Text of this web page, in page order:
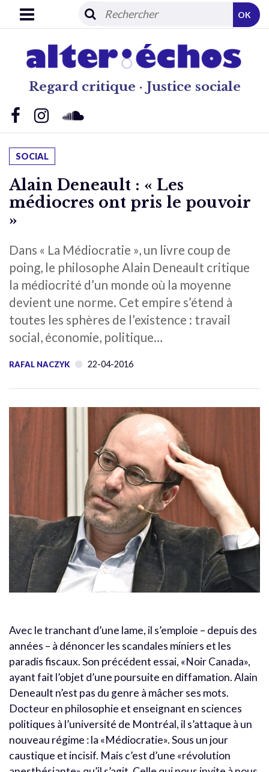
Regard critique · Justice sociale
OK
SOCIAL
Alain Deneault : « Les
médiocres ont pris le pouvoir
»
Dans « La Médiocratie », un livre coup de
poing, le philosophe Alain Deneault critique
la médiocrité d’un monde où la moyenne
devient une norme. Cet empire s’étend à
toutes les sphères de l’existence : travail
social, économie, politique…
RAFAL NACZYK 22-04-2016
Avec le tranchant d’une lame, il s’emploie – depuis des
années – à dénoncer les scandales miniers et les
paradis fiscaux. Son précédent essai, «Noir Canada»,
ayant fait l’objet d’une poursuite en diffamation. Alain
Deneault n’est pas du genre à mâcher ses mots.
Docteur en philosophie et enseignant en sciences
politiques à l’université de Montréal, il s’attaque à un
nouveau régime : la «Médiocratie». Sous un jour
caustique et incisif. Mais c’est d’une «révolution